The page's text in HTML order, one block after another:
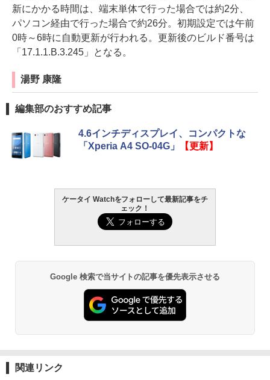
新にかかる時間は、端末単体で行った場合では約2分、
パソコン経由で行った場合で約26分。初期設定では午前
0時～6時に自動更新が行われる。更新後のビルド番号は
「17.1.1.B.3.245」となる。
湯野 康隆
編集部のおすすめ記事
4.6インチディスプレイ、コンパクトな
「Xperia A4 SO-04G」
【更新】
ケータイ Watchをフォローして最新記事をチ
ェック！
Google 検索で当サイトの記事を優先表示させる
関連リンク